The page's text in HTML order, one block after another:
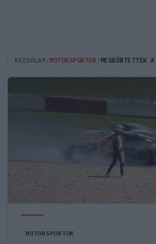
KEZDŐLAP MOTORSPORTOK
MOTORSPORTOK